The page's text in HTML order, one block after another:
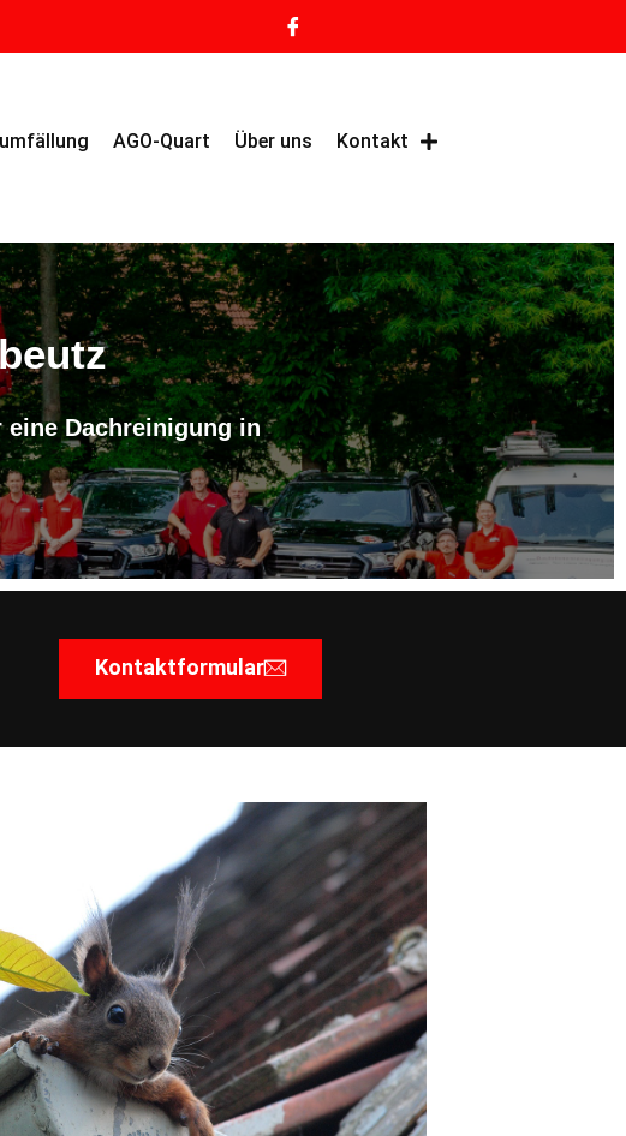
AGO-Quart Über uns Kontakt
Dachreinigung in
Kontaktformular